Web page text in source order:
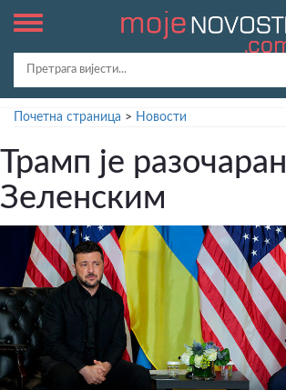
Почетна страница > Новости
Трамп је разочаран
Зеленским